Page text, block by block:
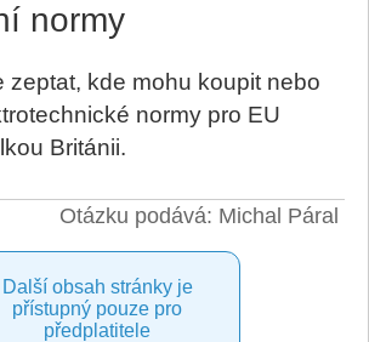
normy
zeptat, kde mohu koupit nebo
normy pro EU
Británii.
Otázku podává: Michal Páral
Další obsah stránky je
přístupný pouze pro
předplatitele